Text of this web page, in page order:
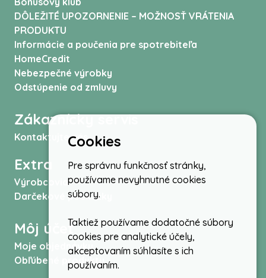
DÔLEŽITÉ UPOZORNENIE – MOŽNOSŤ VRÁTENIA
PRODUKTU
Informácie a poučenia pre spotrebiteľa
HomeCredit
Nebezpečné výrobky
Odstúpenie od zmluvy
Zákaznícky servis
Kontaktujte nás
Extra
Výrobcovia
Darčekové poukážky
Môj účet
Moje objednávky
Obľúbené produkty
Cookies
Pre správnu funkčnosť stránky,
používame nevyhnutné cookies
súbory.
Taktiež používame dodatočné súbory
cookies pre analytické účely,
akceptovaním súhlasíte s ich
používaním.